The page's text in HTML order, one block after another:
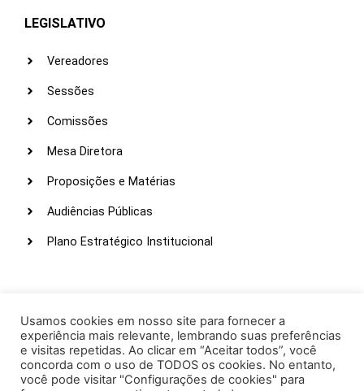
LEGISLATIVO
Vereadores
Sessões
Comissões
Mesa Diretora
Proposições e Matérias
Audiências Públicas
Plano Estratégico Institucional
Webmail
Intranet
Administração
Usamos cookies em nosso site para fornecer a
experiência mais relevante, lembrando suas preferências
e visitas repetidas. Ao clicar em “Aceitar todos”, você
concorda com o uso de TODOS os cookies. No entanto,
você pode visitar "Configurações de cookies" para